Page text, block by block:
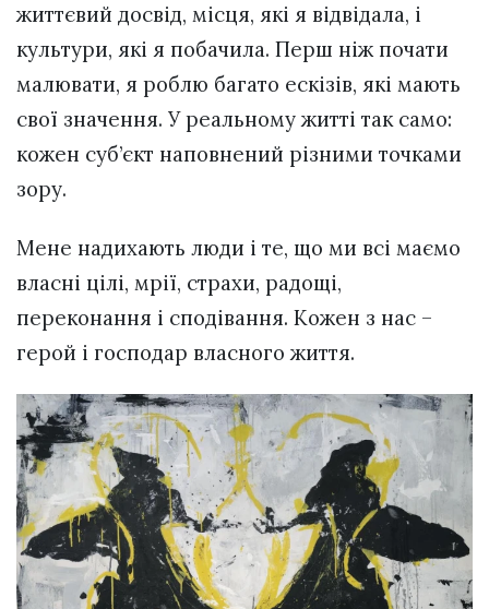
життєвий досвід, місця, які я відвідала, і
культури, які я побачила. Перш ніж почати
малювати, я роблю багато ескізів, які мають
свої значення. У реальному житті так само:
кожен суб’єкт наповнений різними точками
зору.
Мене надихають люди і те, що ми всі маємо
власні цілі, мрії, страхи, радощі,
переконання і сподівання. Кожен з нас –
герой і господар власного життя.